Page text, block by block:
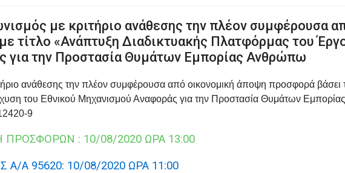
με κριτήριο ανάθεσης την πλέον συμφέρουσα
τίτλο «Ανάπτυξη Διαδικτυακής Πλατφόρμας του
για την Προστασία Θυμάτων Εμπορίας Ανθρώπω
ανάθεσης την πλέον συμφέρουσα από οικονομική άποψη προσφορά βάσει
του Εθνικού Μηχανισμού Αναφοράς για την Προστασία Θυμάτων
9
: 10/08/2020 ΩΡΑ 13:00
95620: 10/08/2020 ΩΡΑ 11:00